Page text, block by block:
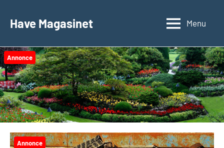
Have Magasinet Menu
Annonce
Annonce